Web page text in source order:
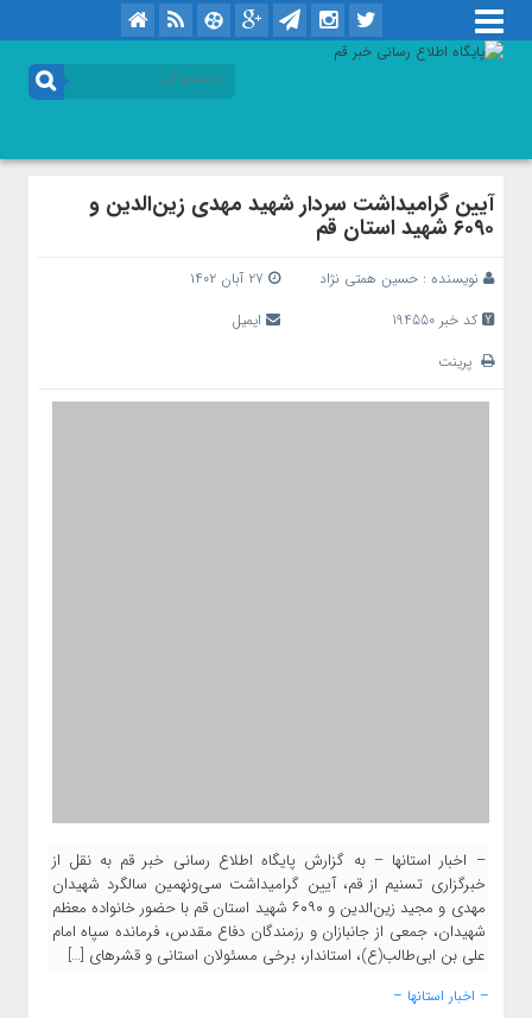
آیین گرامیداشت سردار شهید مهدی زین‌الدین و
۶۰۹۰ شهید استان قم
نویسنده : حسین همتی نژاد
کد خبر 194550
ایمیل
پرینت
– اخبار استانها – به گزارش پایگاه اطلاع رسانی خبر قم به نقل از
خبرگزاری تسنیم از قم، آیین گرامیداشت سی‌ونهمین سالگرد شهیدان
مهدی و مجید زین‌الدین و ۶۰۹۰ شهید استان قم با حضور خانواده معظم
شهیدان، جمعی از جانبازان و رزمندگان دفاع مقدس، فرمانده سپاه امام
علی بن ابی‌طالب(ع)، استاندار، برخی مسئولان استانی و قشرهای […]
– اخبار استانها –